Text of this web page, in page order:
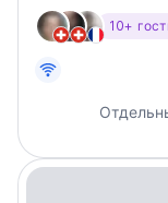
Ломбок! Это
Ломбоке.
10+